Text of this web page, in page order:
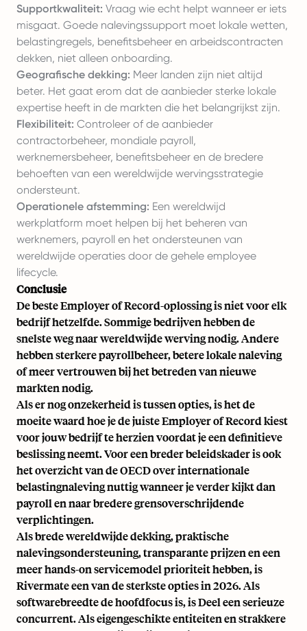
Supportkwaliteit: Vraag wie echt helpt wanneer er iets
misgaat. Goede nalevingssupport moet lokale wetten,
belastingregels, benefitsbeheer en arbeidscontracten
dekken, niet alleen onboarding.
Geografische dekking: Meer landen zijn niet altijd
beter. Het gaat erom dat de aanbieder sterke lokale
expertise heeft in de markten die het belangrijkst zijn.
Flexibiliteit: Controleer of de aanbieder
contractorbeheer, mondiale payroll,
werknemersbeheer, benefitsbeheer en de bredere
behoeften van een wereldwijde wervingsstrategie
ondersteunt.
Operationele afstemming: Een wereldwijd
werkplatform moet helpen bij het beheren van
werknemers, payroll en het ondersteunen van
wereldwijde operaties door de gehele employee
lifecycle.
Conclusie
De beste Employer of Record-oplossing is niet voor elk
bedrijf hetzelfde. Sommige bedrijven hebben de
snelste weg naar wereldwijde werving nodig. Andere
hebben sterkere payrollbeheer, betere lokale naleving
of meer vertrouwen bij het betreden van nieuwe
markten nodig.
Als er nog onzekerheid is tussen opties, is het de
moeite waardhoe je de juiste Employer of Record kiest
voor jouw bedrijfte herzien voordat je een definitieve
beslissing neemt. Voor een breder beleidskader is ook
hetoverzicht van de OECD over internationale
belastingnalevingnuttig wanneer je verder kijkt dan
payroll en naar bredere grensoverschrijdende
verplichtingen.
Als brede wereldwijde dekking, praktische
nalevingsondersteuning, transparante prijzen en een
meer hands-on servicemodel prioriteit hebben, is
Rivermate een van de sterkste opties in 2026. Als
softwarebreedte de hoofdfocus is, is Deel een serieuze
concurrent. Als eigengeschikte entiteiten en strakkere